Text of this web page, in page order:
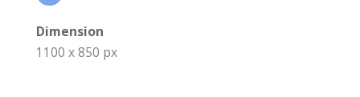
Dimension
1100 x 850 px